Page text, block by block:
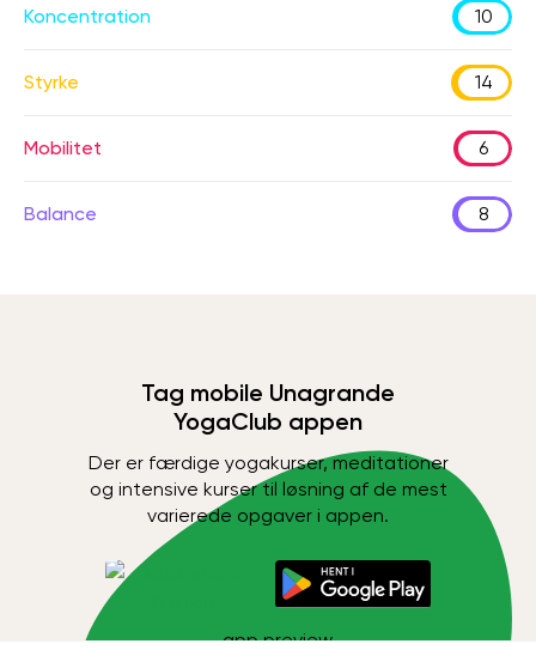
Koncentration 10
Styrke 14
Mobilitet 6
Balance 8
Tag mobile Unagrande
YogaClub appen
Der er færdige yogakurser, meditationer
og intensive kurser til løsning af de mest
varierede opgaver i appen.